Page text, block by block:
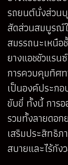
รถยนต์นั่งส่วน
สัดส่วนสมบูรณ์
สมรรถนะเหนื
ยางแอชชัวแร
การควบคุมทิศ
เป็นองค์ประก
ขับขี่ ทั้งนี้ การอ
รวมทั้งลายดอ
เสริมประสิทธิภ
สบายและไร้กัง